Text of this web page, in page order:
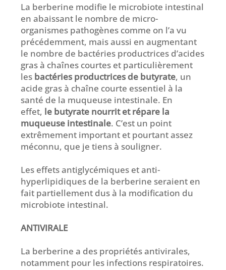
La berberine modifie le microbiote intestinal
en abaissant le nombre de micro-
organismes pathogènes comme on l’a vu
précédemment, mais aussi en augmentant
le nombre de bactéries productrices d’acides
gras à chaînes courtes et particulièrement
les bactéries productrices de butyrate, un
acide gras à chaîne courte essentiel à la
santé de la muqueuse intestinale. En
effet, le butyrate nourrit et répare la
muqueuse intestinale. C’est un point
extrêmement important et pourtant assez
méconnu, que je tiens à souligner.
Les effets antiglycémiques et anti-
hyperlipidiques de la berberine seraient en
fait partiellement dus à la modification du
microbiote intestinal.
ANTIVIRALE
La berberine a des propriétés antivirales,
notamment pour les infections respiratoires.